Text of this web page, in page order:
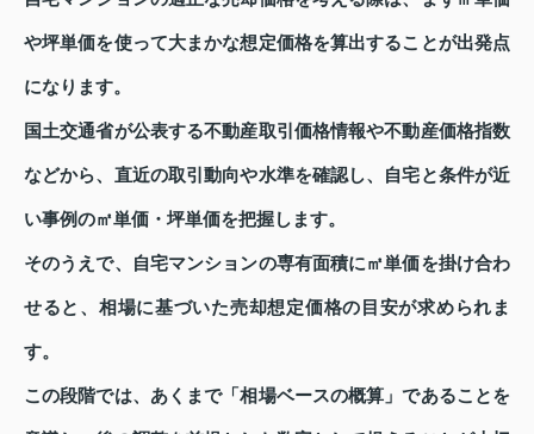
や坪単価を使って大まかな想定価格を算出することが出発点
になります。
国土交通省が公表する不動産取引価格情報や不動産価格指数
などから、直近の取引動向や水準を確認し、自宅と条件が近
い事例の㎡単価・坪単価を把握します。
そのうえで、自宅マンションの専有面積に㎡単価を掛け合わ
せると、相場に基づいた売却想定価格の目安が求められま
す。
この段階では、あくまで「相場ベースの概算」であることを